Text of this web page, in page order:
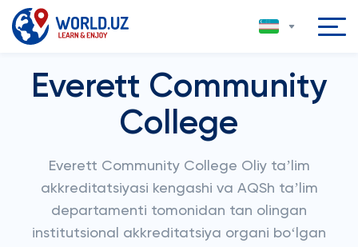
Everett Community
College
Everett Community College Oliy taʼlim
akkreditatsiyasi kengashi va AQSh taʼlim
departamenti tomonidan tan olingan
institutsional akkreditatsiya organi boʻlgan